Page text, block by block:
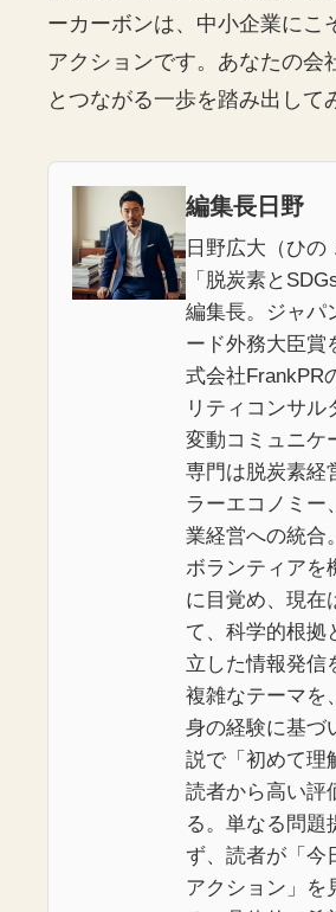
ーカーボンは、中小企業にこ
アクションです。あなたの会
とつながる一歩を踏み出して
編集長日野
日野広大（ひの
「脱炭素と
編集長。ジャパ
ード外務大臣賞
式会社FrankPR
リティコンサル
変動コミュニケ
専門は脱炭素経
ラーエコノミー
業経営への統合
ボランティアを
に目覚め、現在
て、科学的根拠
立した情報発信
複雑なテーマを
身の経験に基づ
説で「初めて理
読者から高い評
る。単なる問題
ず、読者が「今
アクション」を